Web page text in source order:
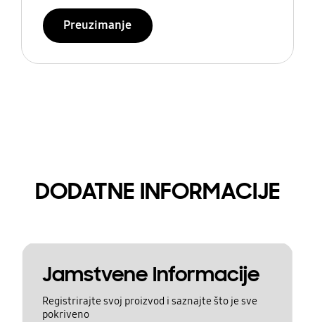
Preuzimanje
DODATNE INFORMACIJE
Jamstvene Informacije
Registrirajte svoj proizvod i saznajte što je sve
pokriveno